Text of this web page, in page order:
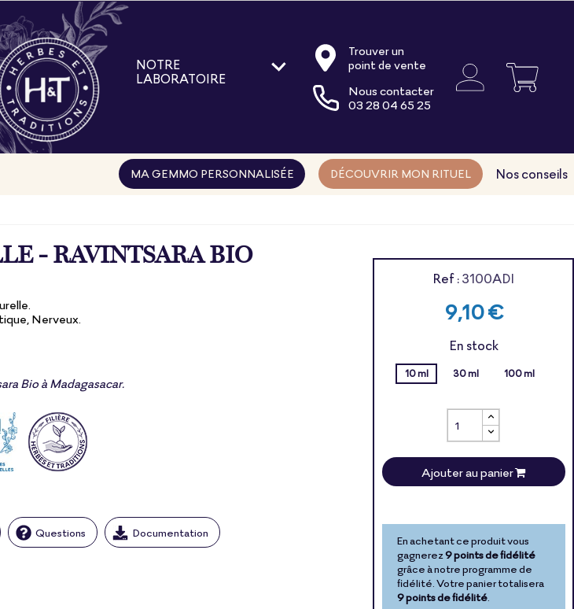
NOTRE
LABORATOIRE
Nos formations
Trouver un
point de vente
Nous contacter
03 28 04 65 25
Nos conseils
DÉCOUVRIR MON RITUEL
MA GEMMO PERSONNALISÉE
- RAVINTSARA BIO
Nerveux.
Bio à Madagasacar.
Questions Documentation
Ref :3100ADI
9,10 €
En stock
10 ml 30 ml 100 ml
Ajouter au panier
En achetant ce produit vous
gagnerez9 points de fidélité
grâce à notre programme de
fidélité. Votre panier totalisera
9 points de fidélité.